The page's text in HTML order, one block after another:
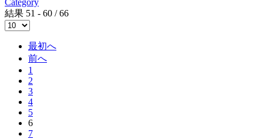
Category
結果 51 - 60 / 66
最初へ
前へ
1
2
3
4
5
6
7